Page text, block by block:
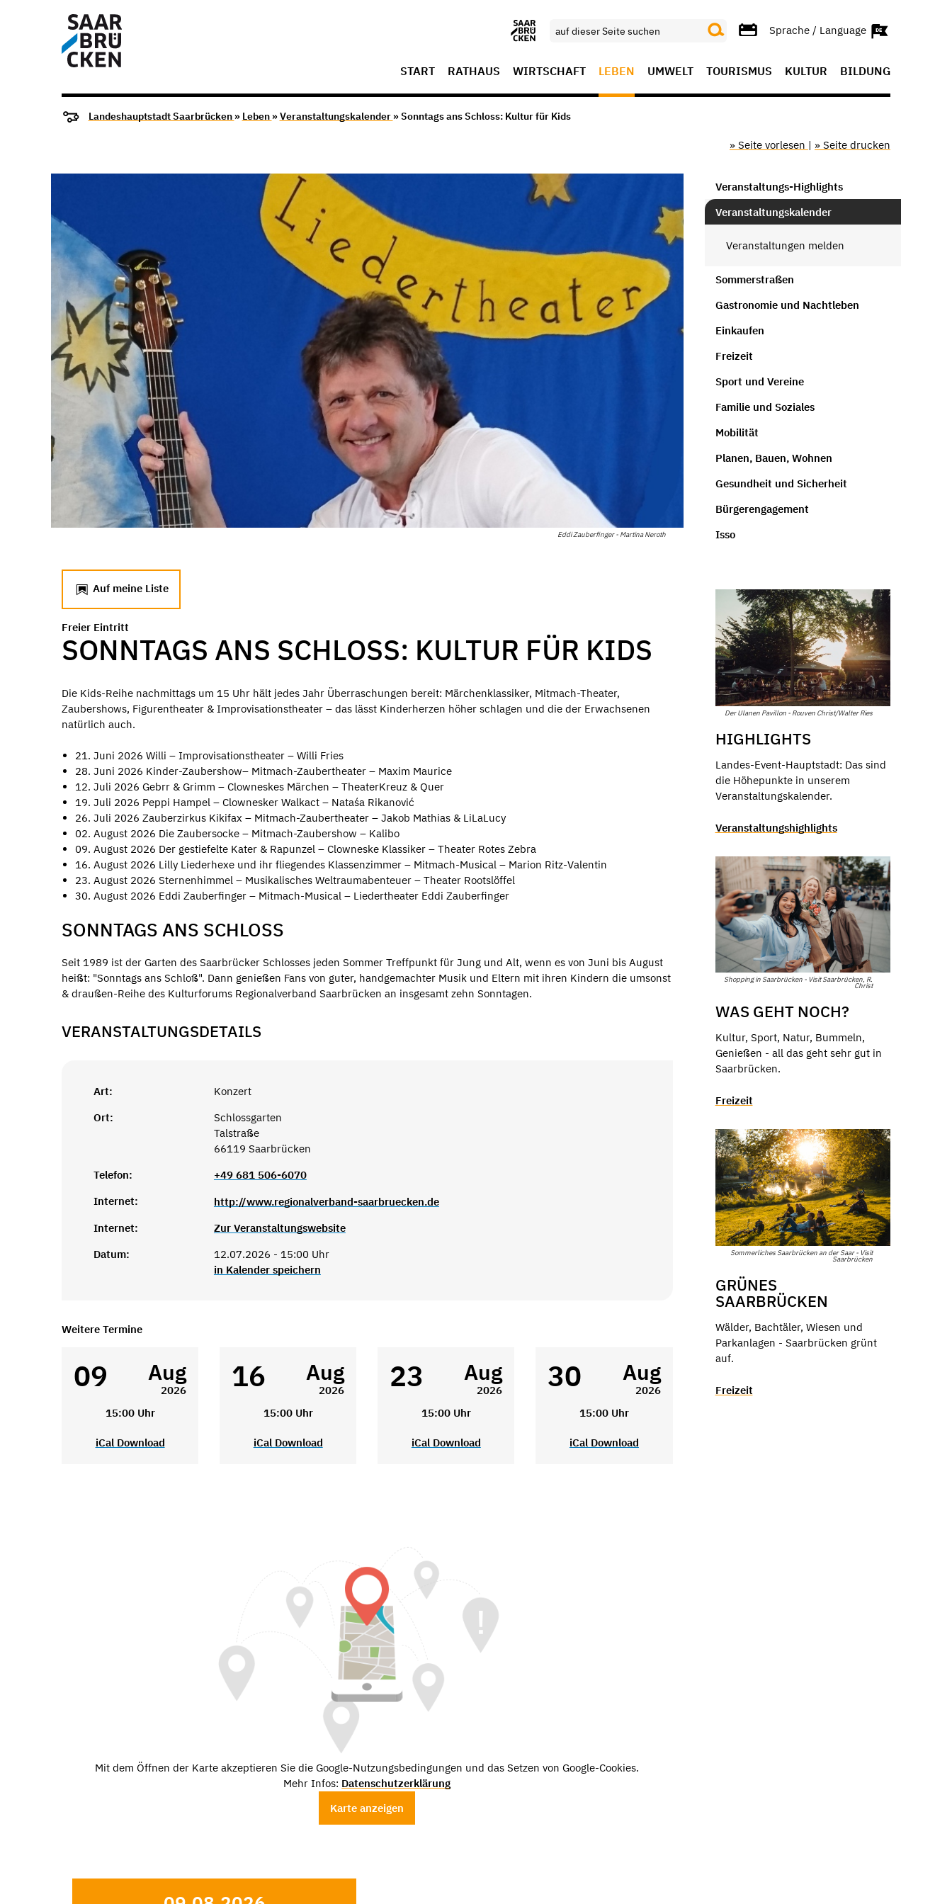
Sprache / Language
START RATHAUS WIRTSCHAFT LEBEN UMWELT TOURISMUS KULTUR BILDUNG
Landeshauptstadt Saarbrücken » Leben »Veranstaltungskalender » Sonntags ans Schloss: Kultur für Kids
» Seite vorlesen | » Seite drucken
Eddi Zauberfinger - Martina Neroth
Auf meine Liste
Freier Eintritt
SONNTAGS ANS SCHLOSS: KULTUR FÜR KIDS
Die Kids-Reihe nachmittags um 15 Uhr hält jedes Jahr Überraschungen bereit: Märchenklassiker, Mitmach-Theater,
Zaubershows, Figurentheater & Improvisationstheater – das lässt Kinderherzen höher schlagen und die der Erwachsenen
natürlich auch.
21. Juni 2026 Willi – Improvisationstheater – Willi Fries
28. Juni 2026 Kinder-Zaubershow– Mitmach-Zaubertheater – Maxim Maurice
12. Juli 2026 Gebrr & Grimm – Clowneskes Märchen – TheaterKreuz & Quer
19. Juli 2026 Peppi Hampel – Clownesker Walkact – Nataśa Rikanović
26. Juli 2026 Zauberzirkus Kikifax – Mitmach-Zaubertheater – Jakob Mathias & LiLaLucy
02. August 2026 Die Zaubersocke – Mitmach-Zaubershow – Kalibo
09. August 2026 Der gestiefelte Kater & Rapunzel – Clowneske Klassiker – Theater Rotes Zebra
16. August 2026 Lilly Liederhexe und ihr fliegendes Klassenzimmer – Mitmach-Musical – Marion Ritz-Valentin
23. August 2026 Sternenhimmel – Musikalisches Weltraumabenteuer – Theater Rootslöffel
30. August 2026 Eddi Zauberfinger – Mitmach-Musical – Liedertheater Eddi Zauberfinger
SONNTAGS ANS SCHLOSS
Seit 1989 ist der Garten des Saarbrücker Schlosses jeden Sommer Treffpunkt für Jung und Alt, wenn es von Juni bis August
heißt: "Sonntags ans Schloß". Dann genießen Fans von guter, handgemachter Musik und Eltern mit ihren Kindern die umsonst
& draußen-Reihe des Kulturforums Regionalverband Saarbrücken an insgesamt zehn Sonntagen.
VERANSTALTUNGSDETAILS
Art:
Konzert
Ort:
Schlossgarten
Talstraße
66119 Saarbrücken
Telefon:
+49 681 506-6070
Internet:
http://www.regionalverband-saarbruecken.de
Internet:
Zur Veranstaltungswebsite
Datum:
12.07.2026 - 15:00 Uhr
in Kalender speichern
Weitere Termine
09 Aug
2026
15:00 Uhr
iCal Download
16 Aug
2026
15:00 Uhr
iCal Download
23 Aug
2026
15:00 Uhr
iCal Download
30 Aug
2026
15:00 Uhr
iCal Download
Mit dem Öffnen der Karte akzeptieren Sie die Google-Nutzungsbedingungen und das Setzen von Google-Cookies.
Mehr Infos: Datenschutzerklärung
Karte anzeigen
Veranstaltungs-Highlights
Veranstaltungskalender
Veranstaltungen melden
Sommerstraßen
Gastronomie und Nachtleben
Einkaufen
Freizeit
Sport und Vereine
Familie und Soziales
Mobilität
Planen, Bauen, Wohnen
Gesundheit und Sicherheit
Bürgerengagement
Isso
Der Ulanen Pavillon - Rouven Christ/Walter Ries
HIGHLIGHTS
Landes-Event-Hauptstadt: Das sind
die Höhepunkte in unserem
Veranstaltungskalender.
Veranstaltungshighlights
Shopping in Saarbrücken - Visit Saarbrücken, R.
Christ
WAS GEHT NOCH?
Kultur, Sport, Natur, Bummeln,
Genießen - all das geht sehr gut in
Saarbrücken.
Freizeit
Sommerliches Saarbrücken an der Saar - Visit
Saarbrücken
GRÜNES
SAARBRÜCKEN
Wälder, Bachtäler, Wiesen und
Parkanlagen - Saarbrücken grünt
auf.
Freizeit